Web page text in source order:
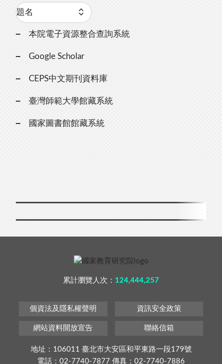
本院電子資源整合查詢系統
Google Scholar
CEPS中文期刊資料庫
臺灣師範大學館藏系統
國家圖書館館藏系統
累計瀏覽人次： 124,444,257
個資法及隱私權聲明 資訊安全政策
網站資料開放宣告 聯絡信箱
地址：106011 臺北市大安區和平東路一段179號
電話：02-7740-7877 傳真：02-7740-7886